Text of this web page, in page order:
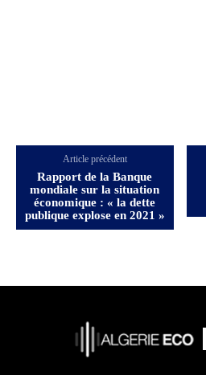
Article précédent
Rapport de la Banque
mondiale sur la situation
économique : « la dette
publique explose en 2021 »